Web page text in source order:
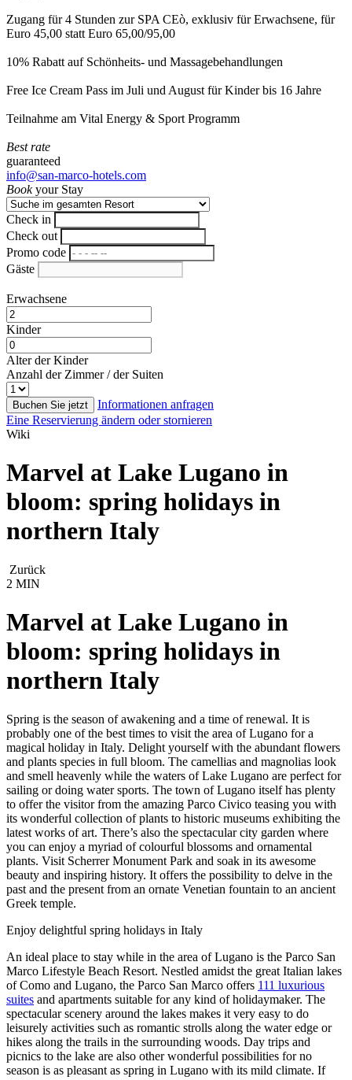
Zugang für 4 Stunden zur SPA CEò, exklusiv für Erwachsene, für
Euro 45,00 statt Euro 65,00/95,00
10% Rabatt auf Schönheits- und Massagebehandlungen
Free Ice Cream Pass im Juli und August für Kinder bis 16 Jahre
Teilnahme am Vital Energy & Sport Programm
Best rate
guaranteed
info@san-marco-hotels.com
Bookyour Stay
Check in
Check out
Promo code
Gäste
Erwachsene
Kinder
Alter der Kinder
Anzahl der Zimmer / der Suiten
Buchen Sie jetzt
Informationen anfragen
Eine Reservierung ändern oder stornieren
Wiki
Marvel at Lake Lugano in
bloom: spring holidays in
northern Italy
Zurück
2 MIN
Marvel at Lake Lugano in
bloom: spring holidays in
northern Italy
Spring is the season of awakening and a time of renewal. It is
probably one of the best times to visit the area of Lugano for a
magical holiday in Italy. Delight yourself with the abundant flowers
and plants species in full bloom. The camellias and magnolias look
and smell heavenly while the waters of Lake Lugano are perfect for
sailing or doing water sports. The town of Lugano itself has plenty
to offer the visitor from the amazing Parco Civico teasing you with
its wonderful collection of plants to historic museums exhibiting the
latest works of art. There’s also the spectacular city garden where
you can enjoy a myriad of colourful blossoms and ornamental
plants. Visit Scherrer Monument Park and soak in its awesome
beauty and inspiring history. It offers the possibility to delve in the
past and the present from an ornate Venetian fountain to an ancient
Greek temple.
Enjoy delightful spring holidays in Italy
An ideal place to stay while in the area of Lugano is the Parco San
Marco Lifestyle Beach Resort. Nestled amidst the great Italian lakes
of Como and Lugano, the Parco San Marco offers 111 luxurious
suites and apartments suitable for any kind of holidaymaker. The
spectacular scenery around the lakes makes it very easy to do
leisurely activities such as romantic strolls along the water edge or
hikes along the trails in the surrounding woods. Day trips and
picnics to the lake are also other wonderful possibilities for no
season is as pleasant as spring in Lugano with its mild climate. If